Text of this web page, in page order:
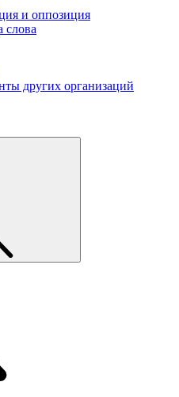
и оппозиция
слова
других организаций